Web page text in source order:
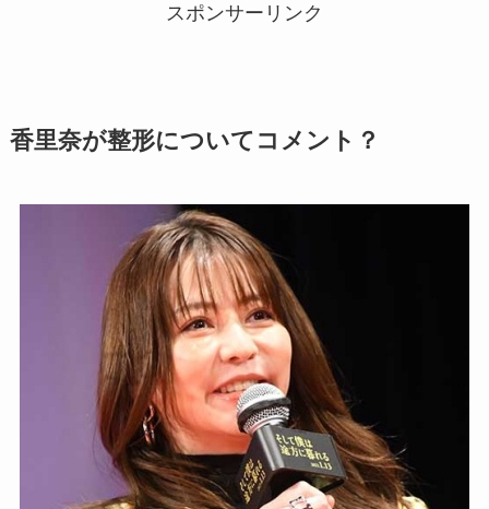
スポンサーリンク
香里奈が整形についてコメント？